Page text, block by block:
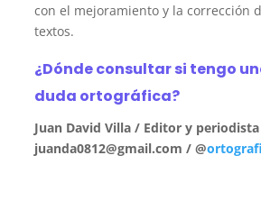
con el mejoramiento y la corrección
textos.
¿Dónde consultar si tengo
duda ortográfica?
Juan David Villa / Editor y
juanda0812@gmail.com / @